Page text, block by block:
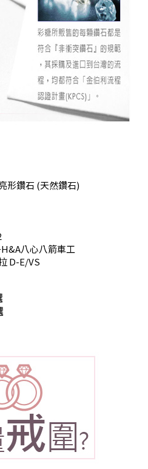
形鑽石 (天然鑽石)
八心八箭車工
D-E/VS